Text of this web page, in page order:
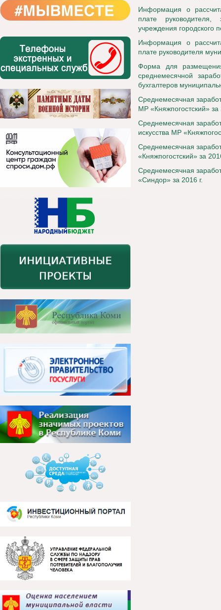
Информация о
плате руководителя,
учреждения городского
Информация о
плате руководителя
Форма для
среднемесячной
бухгалтеров
Среднемесячная
МР «Княжпогостский» за
Среднемесячная
искусства МР
Среднемесячная
«Княжпогостский» за
Среднемесячная
«Синдор» за 2016 г.